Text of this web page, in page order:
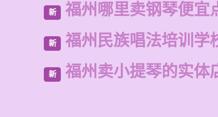
新 福州哪里卖钢琴便宜
新 福州民族唱法培训学
新 福州卖小提琴的实体